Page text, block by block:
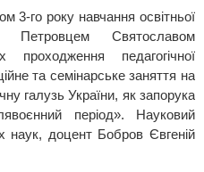
3-го року навчання освітньої
Петровцем Святославом
педагогічної
та семінарське заняття на
галузь України, як запорука
період». Науковий
наук, доцент Бобров Євгеній